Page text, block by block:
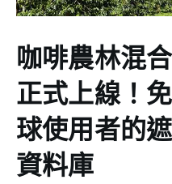
咖啡農林混
正式上線！
球使用者的
資料庫